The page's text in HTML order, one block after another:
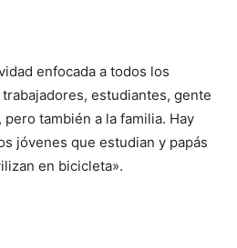
enfocada a todos los
estudiantes, gente
también a la familia. Hay
jóvenes que estudian y papás
en bicicleta».